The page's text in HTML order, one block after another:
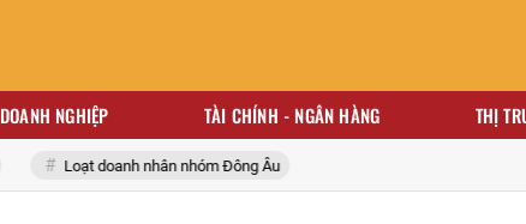
DOANH NGHIỆP TÀI CHÍNH - NGÂN HÀNG THỊ
Loạt doanh nhân nhóm Đông Âu